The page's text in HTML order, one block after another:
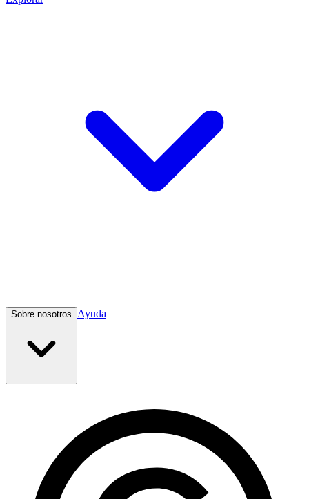
Sobre nosotros Ayuda